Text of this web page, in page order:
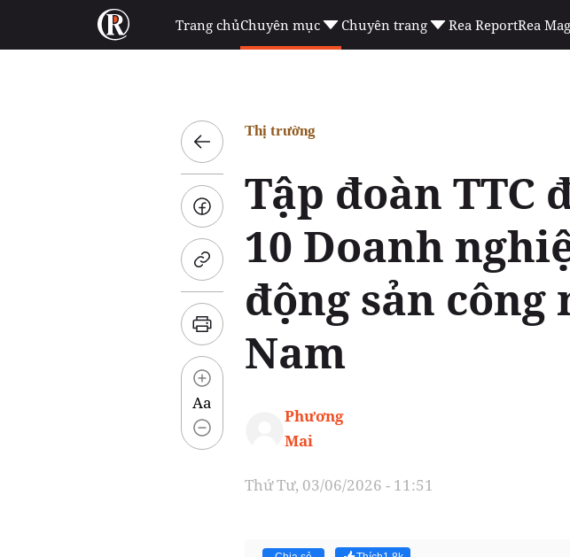
Trang chủChuyên mục Chuyên trang Rea ReportRea
Aa
Thị trường
Tập đoàn TTC
10 Doanh
động sản
Nam
Phương
Mai
Thứ Tư, 03/06/2026 - 11:51